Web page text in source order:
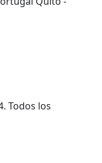
Todos los